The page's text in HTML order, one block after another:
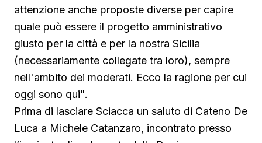
attenzione anche proposte diverse per capire
quale può essere il progetto amministrativo
giusto per la città e per la nostra Sicilia
(necessariamente collegate tra loro), sempre
nell'ambito dei moderati. Ecco la ragione per cui
oggi sono qui".
Prima di lasciare Sciacca un saluto di Cateno De
Luca a Michele Catanzaro, incontrato presso